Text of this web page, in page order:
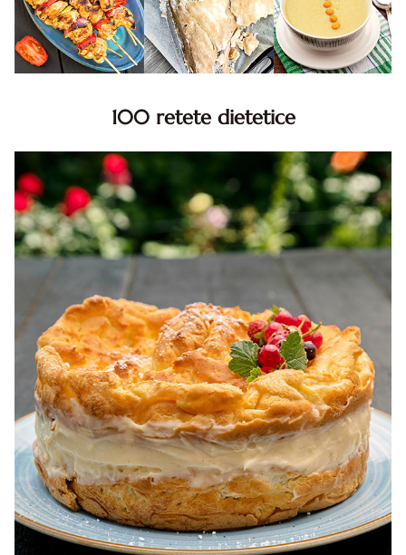
100 retete dietetice
dietetice. Idei retete dietetice. 100 Retete mancare
pentru dieta.